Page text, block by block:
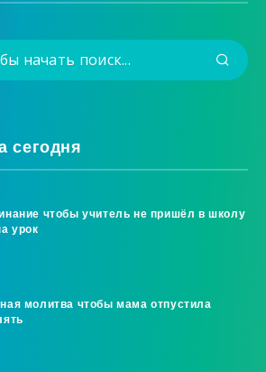
сегодня
чтобы учитель не пришёл в школу
урок
молитва чтобы мама отпустила